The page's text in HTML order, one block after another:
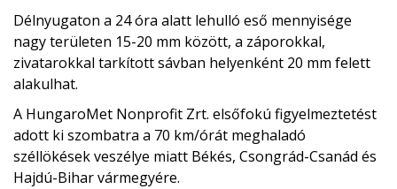
Délnyugaton a 24 óra alatt lehulló eső mennyisége
nagy területen 15-20 mm között, a záporokkal,
zivatarokkal tarkított sávban helyenként 20 mm felett
alakulhat.
A HungaroMet Nonprofit Zrt. elsőfokú figyelmeztetést
adott ki szombatra a 70 km/órát meghaladó
széllökések veszélye miatt Békés, Csongrád-Csanád és
Hajdú-Bihar vármegyére.